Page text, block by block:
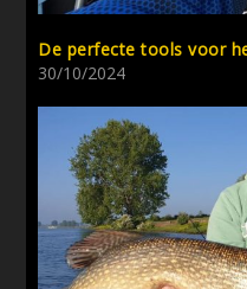
De perfecte tools voor
30/10/2024